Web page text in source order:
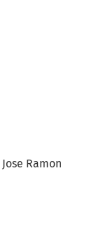
Ramon